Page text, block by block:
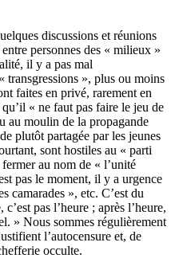
discussions et réunions
personnes des « milieux »
il y a pas mal
transgressions », plus ou moins
faites en privé, rarement en
« ne faut pas faire le jeu de
au moulin de la propagande
plutôt partagée par les jeunes
sont hostiles au « parti
au nom de « l’unité
pas le moment, il y a urgence
camarades », etc. C’est du
pas l’heure ; après l’heure,
» Nous sommes régulièrement
l’autocensure et, de
occulte.